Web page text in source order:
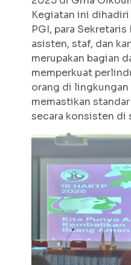
Kegiatan ini
PGI, para
asisten, staf, dan
merupakan bagian
memperkuat
orang di
memastikan
secara konsisten di